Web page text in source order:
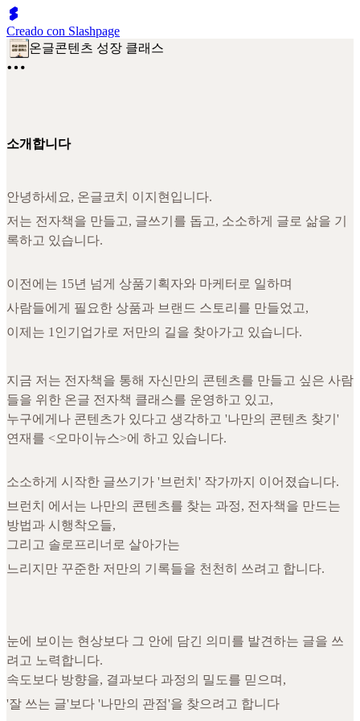
Creado con Slashpage
온글콘텐츠 성장 클래스
소개합니다
안녕하세요, 온글코치 이지현입니다.
저는 전자책을 만들고, 글쓰기를 돕고, 소소하게 글로 삶을 기
록하고 있습니다.
이전에는 15년 넘게 상품기획자와 마케터로 일하며
사람들에게 필요한 상품과 브랜드 스토리를 만들었고,
이제는 1인기업가로 저만의 길을 찾아가고 있습니다.
지금 저는 전자책을 통해 자신만의 콘텐츠를 만들고 싶은 사람
들을 위한 온글 전자책 클래스를 운영하고 있고,
누구에게나 콘텐츠가 있다고 생각하고 '나만의 콘텐츠 찾기'
연재를 <오마이뉴스>에 하고 있습니다.
소소하게 시작한 글쓰기가 '브런치' 작가까지 이어졌습니다.
브런치 에서는 나만의 콘텐츠를 찾는 과정, 전자책을 만드는
방법과 시행착오들,
그리고 솔로프리너로 살아가는
느리지만 꾸준한 저만의 기록들을 천천히 쓰려고 합니다.
눈에 보이는 현상보다 그 안에 담긴 의미를 발견하는 글을 쓰
려고 노력합니다.
속도보다 방향을, 결과보다 과정의 밀도를 믿으며,
'잘 쓰는 글'보다 '나만의 관점'을 찾으려고 합니다